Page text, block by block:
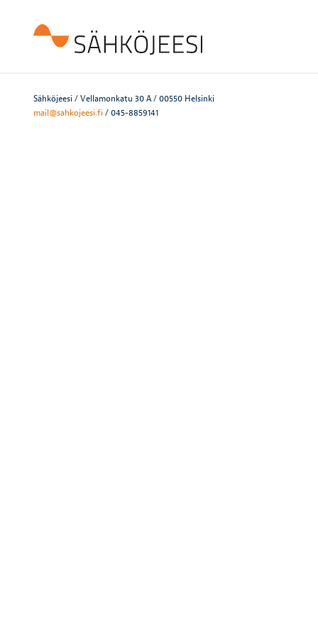
Sähköjeesi / Vellamonkatu 30 A / 00550 Helsinki
mail@sahkojeesi.fi/ 045-8859141